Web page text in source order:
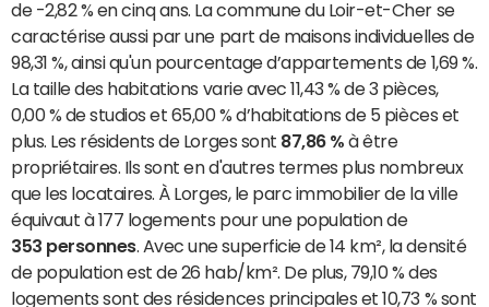
de -2,82 % en cinq ans. La commune du Loir-et-Cher se
caractérise aussi par une part de maisons individuelles de
98,31 %, ainsi qu'un pourcentage d’appartements de 1,69 %.
La taille des habitations varie avec 11,43 % de 3 pièces,
0,00 % de studios et 65,00 % d’habitations de 5 pièces et
plus. Les résidents de Lorges sont 87,86 % à être
propriétaires. Ils sont en d'autres termes plus nombreux
que les locataires. À Lorges, le parc immobilier de la ville
équivaut à 177 logements pour une population de
353 personnes. Avec une superficie de 14 km², la densité
de population est de 26 hab/km². De plus, 79,10 % des
logements sont des résidences principales et 10,73 % sont